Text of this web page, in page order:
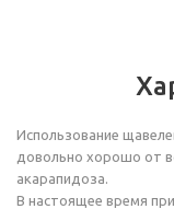
Использование
довольно хорошо от
акарапидоза.
В настоящее время